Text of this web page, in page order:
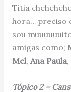
Titia
hora… preciso
sou
amigas como;
Mel, Ana Paula,
Tópico 2 –